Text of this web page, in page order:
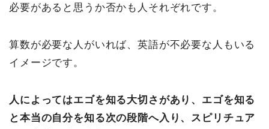
必要があると思うか否かも人それぞれです。
算数が必要な人がいれば、英語が不必要な人もいる
イメージです。
人によってはエゴを知る大切さがあり、エゴを知る
と本当の自分を知る次の段階へ入り、スピリチュア